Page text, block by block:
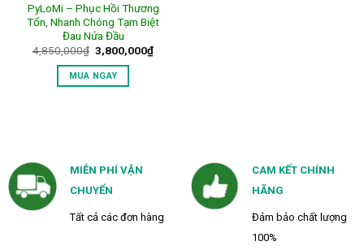
PyLoMi – Phục Hồi Thương
Tổn, Nhanh Chóng Tạm Biệt
Đau Nửa Đầu
4,850,000₫ Giá
gốc
là:
4,850,000₫.
3,800,000₫Giá
MUA NGAY
MIỄN PHÍ VẬN
CHUYỂN
Tất cả các đơn hàng
CAM KẾT CHÍNH
HÃNG
Đảm bảo chất lượng
100%